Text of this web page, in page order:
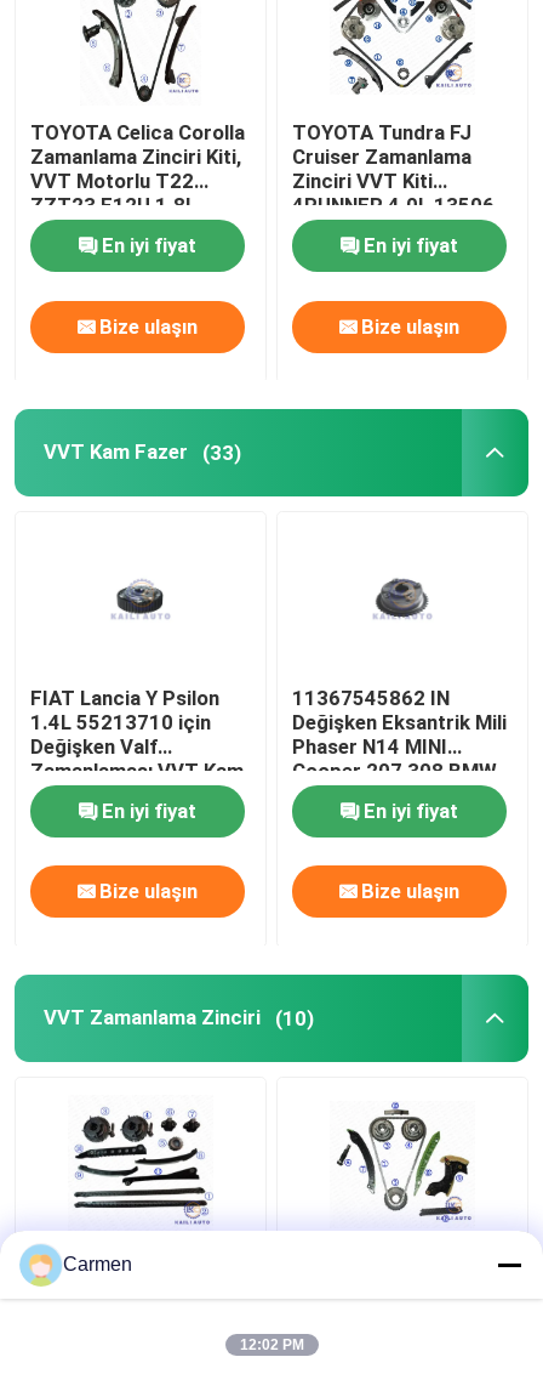
TOYOTA Celica Corolla
Zamanlama Zinciri Kiti,
VVT Motorlu T22
ZZT23 E12U 1.8L
13506-22030 130L
En iyi fiyat
Bize ulaşın
TOYOTA Tundra FJ
Cruiser Zamanlama
Zinciri VVT Kiti
4RUNNER 4.0L 13506-
31040 178L 13507-
31020 46LEn iyi fiyat
Bize ulaşın
VVT Kam Fazer (33)
FIAT Lancia Y Psilon
1.4L 55213710 için
Değişken Valf
Zamanlaması VVT Kam
Phaser
En iyi fiyat
Bize ulaşın
11367545862 IN
Değişken Eksantrik Mili
Phaser N14 MINI
Cooper 207 308 BMW
Kam Phaser
En iyi fiyat
Bize ulaşın
VVT Zamanlama Zinciri (10)
8*122L XL1Z6L266AA
VVT Zamanlama Zinciri
M271.921 Sedan E
CLASS T Modeli
Carmen
12:02 PM